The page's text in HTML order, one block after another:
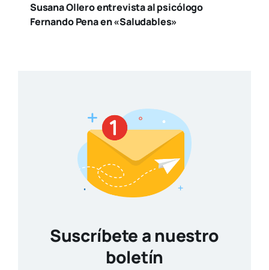
Susana Ollero entrevista al psicólogo
Fernando Pena en «Saludables»
Suscríbete a nuestro
boletín